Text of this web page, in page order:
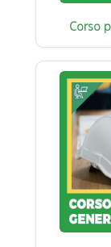
Corso